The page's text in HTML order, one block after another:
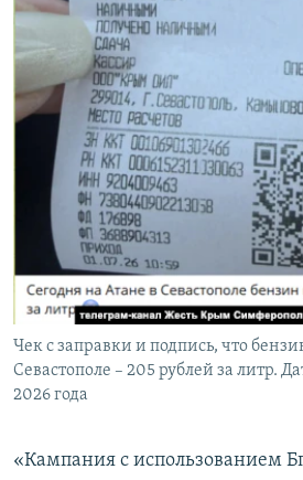
Чек с заправки и подпись, что
Севастополе – 205 рублей за литр.
2026 года
«Кампания с использованием